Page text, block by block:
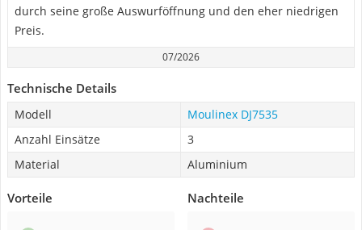
durch seine große Auswurföffnung und den eher niedrigen
Preis.
07/2026
Technische Details
Modell
Moulinex DJ7535
Anzahl Einsätze
3
Material
Aluminium
Vorteile Nachteile